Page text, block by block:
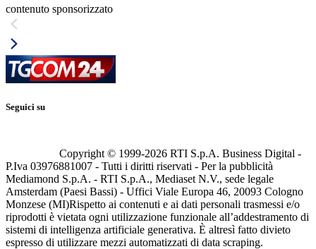
contenuto sponsorizzato
Seguici su
Copyright © 1999-2026 RTI S.p.A. Business Digital -
P.Iva 03976881007 - Tutti i diritti riservati - Per la pubblicità
Mediamond S.p.A. - RTI S.p.A., Mediaset N.V., sede legale
Amsterdam (Paesi Bassi) - Uffici Viale Europa 46, 20093 Cologno
Monzese (MI)Rispetto ai contenuti e ai dati personali trasmessi e/o
riprodotti è vietata ogni utilizzazione funzionale all’addestramento di
sistemi di intelligenza artificiale generativa. È altresì fatto divieto
espresso di utilizzare mezzi automatizzati di data scraping.